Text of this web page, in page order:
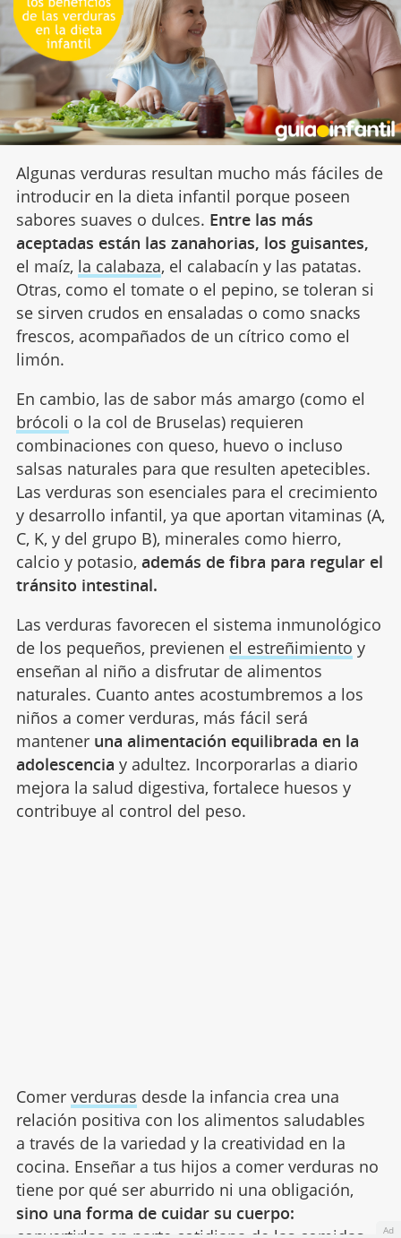
Algunas verduras resultan mucho más fáciles de
introducir en la dieta infantil porque poseen
sabores suaves o dulces. Entre las más
aceptadas están las zanahorias, los guisantes,
el maíz, la calabaza, el calabacín y las patatas.
Otras, como el tomate o el pepino, se toleran si
se sirven crudos en ensaladas o como snacks
frescos, acompañados de un cítrico como el
limón.
En cambio, las de sabor más amargo (como el
brócoli o la col de Bruselas) requieren
combinaciones con queso, huevo o incluso
salsas naturales para que resulten apetecibles.
Las verduras son esenciales para el crecimiento
y desarrollo infantil, ya que aportan vitaminas (A,
C, K, y del grupo B), minerales como hierro,
calcio y potasio, además de fibra para regular el
tránsito intestinal.
Las verduras favorecen el sistema inmunológico
de los pequeños, previenen el estreñimiento y
enseñan al niño a disfrutar de alimentos
naturales. Cuanto antes acostumbremos a los
niños a comer verduras, más fácil será
mantener una alimentación equilibrada en la
adolescencia y adultez. Incorporarlas a diario
mejora la salud digestiva, fortalece huesos y
contribuye al control del peso.
Comer verduras desde la infancia crea una
relación positiva con los alimentos saludables
a través de la variedad y la creatividad en la
cocina. Enseñar a tus hijos a comer verduras no
tiene por qué ser aburrido ni una obligación,
sino una forma de cuidar su cuerpo:
Ad